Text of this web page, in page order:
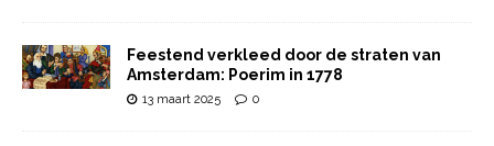
Feestend verkleed door de straten van
Amsterdam: Poerim in 1778
13 maart 2025 0